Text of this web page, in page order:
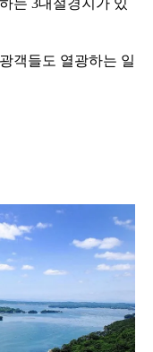
객들도 열광하는 일